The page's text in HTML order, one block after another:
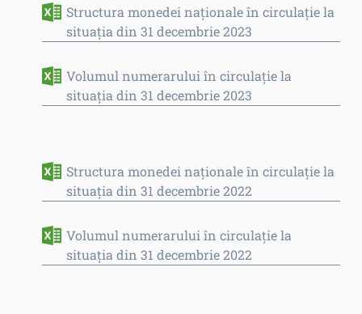
Structura monedei naţionale în circulaţie la
situaţia din 31 decembrie 2023
Volumul numerarului în circulaţie la
situația din 31 decembrie 2023
Structura monedei naţionale în circulaţie la
situaţia din 31 decembrie 2022
Volumul numerarului în circulaţie la
situația din 31 decembrie 2022